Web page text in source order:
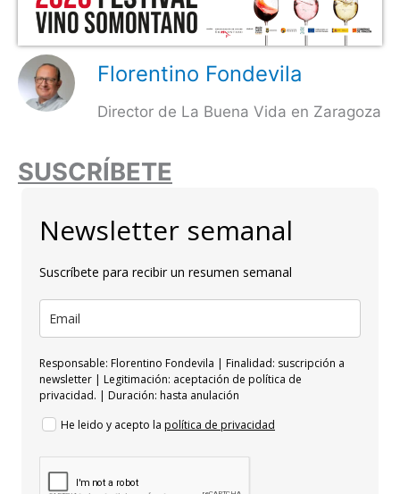
Florentino Fondevila
Director de La Buena Vida en Zaragoza
SUSCRÍBETE
Newsletter semanal
Suscríbete para recibir un resumen semanal
Responsable: Florentino Fondevila | Finalidad: suscripción a
newsletter | Legitimación: aceptación de política de
privacidad. | Duración: hasta anulación
He leido y acepto la política de privacidad